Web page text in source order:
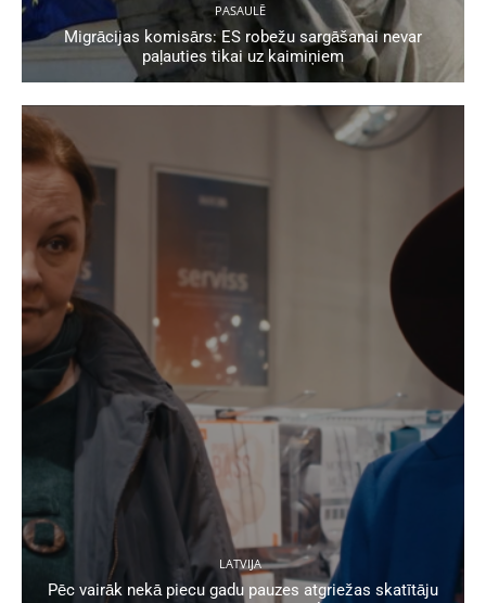
PASAULĒ
Migrācijas komisārs: ES robežu sargāšanai nevar
paļauties tikai uz kaimiņiem
LATVIJA
Pēc vairāk nekā piecu gadu pauzes atgriežas skatītāju